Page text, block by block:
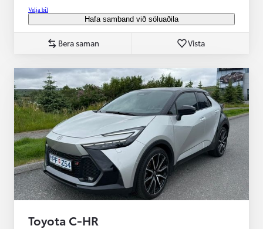
Velja bíl
Hafa samband við söluaðila
Bera saman Vista
Toyota C-HR